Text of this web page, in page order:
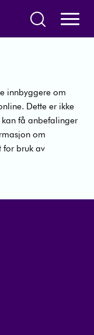
innbyggere om
Dette er ikke
kan få anbefalinger
om
for bruk av